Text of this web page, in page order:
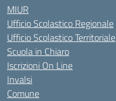
MIUR
Ufficio Scolastico Regionale
Ufficio Scolastico Territoriale
Scuola in Chiaro
Iscrizioni On Line
Invalsi
Comune